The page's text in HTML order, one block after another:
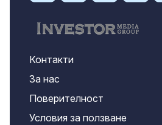
Контакти
За нас
Поверителност
Условия за ползване